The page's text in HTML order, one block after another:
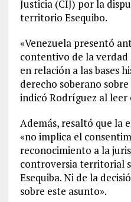
Justicia (CIJ) por la
territorio Esequibo.
«Venezuela presentó
contentivo de la
en relación a las bases
derecho soberano
indicó Rodríguez al leer
Además, resaltó que la
«no implica el
reconocimiento a la
controversia territorial
Esequiba. Ni de la
sobre este asunto».